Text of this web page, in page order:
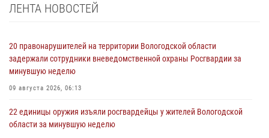
ЛЕНТА НОВОСТЕЙ
20 правонарушителей на территории Вологодской области
задержали сотрудники вневедомственной охраны Росгвардии за
минувшую неделю
09 августа 2026, 06:13
22 единицы оружия изъяли росгвардейцы у жителей Вологодской
области за минувшую неделю